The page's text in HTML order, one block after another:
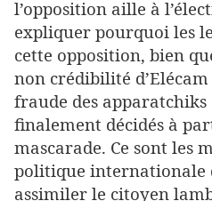
l’opposition aille à
expliquer pourquoi les
cette opposition, bien
non crédibilité
fraude des apparatchiks
finalement décidés à
mascarade. Ce sont les
politique internationale
assimiler le citoyen